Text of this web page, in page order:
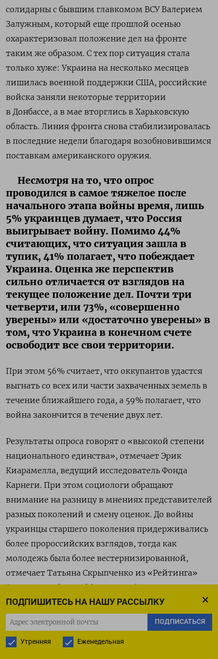
ПОДПИШИТЕСЬ НА НАШУ РАССЫЛКУ
ПОДПИСАТЬСЯ
Утренняя Еженедельная
солидарны с бывшим главкомом ВСУ Валерием
Залужным, который еще прошлой осенью
охарактеризовал положение дел на фронте
таким же образом. С тех пор ситуация стала
только хуже: Украина на несколько месяцев
лишилась военной поддержки США, российские
войска заняли некоторые территории
в Донбассе, а в мае вторглись в Харьковскую
область. Линия фронта снова стабилизировалась
в последние недели благодаря возобновившимся
поставкам американского оружия.
Несмотря на то, что опрос
проводился в самое тяжелое после
начального этапа войны время, лишь
5% украинцев думает, что Россия
выигрывает войну. Помимо 44%
считающих, что ситуация зашла в
тупик, 41% полагает, что побеждает
Украина. Оценка же перспектив
сильно отличается от взглядов на
текущее положение дел. Почти три
четверти, или 73%, «совершенно
уверены» или «достаточно уверены» в
том, что Украина в конечном счете
освободит все свои территории.
При этом 56% считает, что оккупантов удастся
выгнать со всех или части захваченных земель в
течение ближайшего года, а 59% полагает, что
война закончится в течение двух лет.
Результаты опроса говорят о «высокой степени
национального единства», отмечает Эрик
Киарамелла, ведущий исследователь Фонда
Карнеги. При этом социологи обращают
внимание на разницу в мнениях представителей
разных поколений и смену оценок. До войны
украинцы старшего поколения придерживались
более пророссийских взглядов, тогда как
молодежь была более вестернизированной,
отмечает Татьяна Скрыпченко из «Рейтинга»
(цитатапо The Washington Post). Теперь же
взрослые настаивают, что надо воевать до конца,
вступить в НАТО и не идти ни на какие
переговоры с Владимиром Путиным. «Здесь
может формироваться социальная